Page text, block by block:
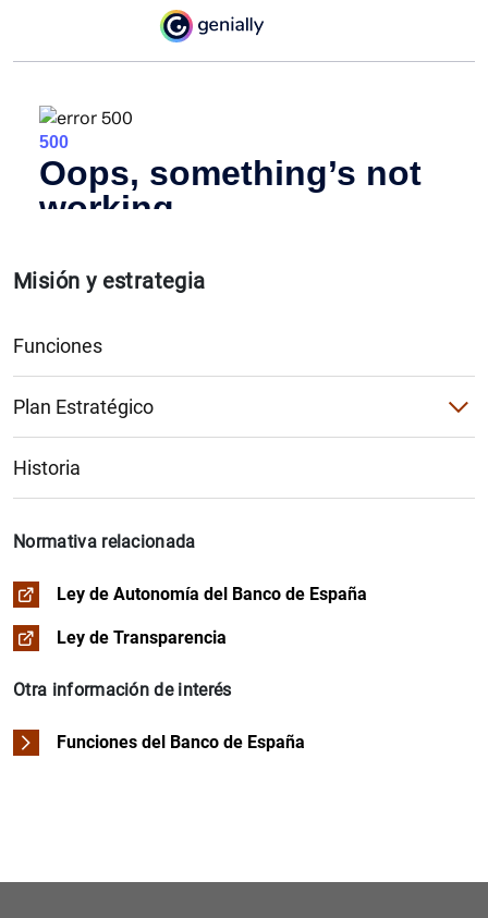
Misión y estrategia
Funciones
Plan Estratégico
Plan Estratégico 2030
Historia
Normativa relacionada
Ley de Autonomía del Banco de España
Ley de Transparencia
Otra información de interés
Funciones del Banco de España